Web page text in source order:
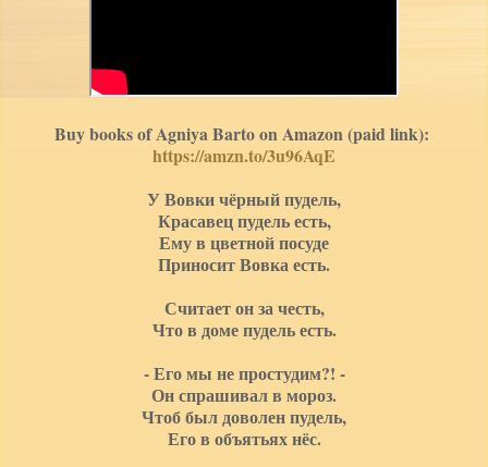
Buy books of Agniya Barto on Amazon (paid link):
https://amzn.to/3u96AqE
У Вовки чёрный пудель,
Красавец пудель есть,
Ему в цветной посуде
Приносит Вовка есть.
Считает он за честь,
Что в доме пудель есть.
- Его мы не простудим?! -
Он спрашивал в мороз.
Чтоб был доволен пудель,
Его в объятьях нёс.